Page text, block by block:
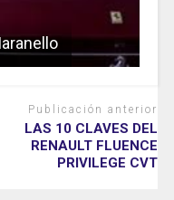
Publicación anterior
LAS 10 CLAVES DEL
RENAULT FLUENCE
PRIVILEGE CVT